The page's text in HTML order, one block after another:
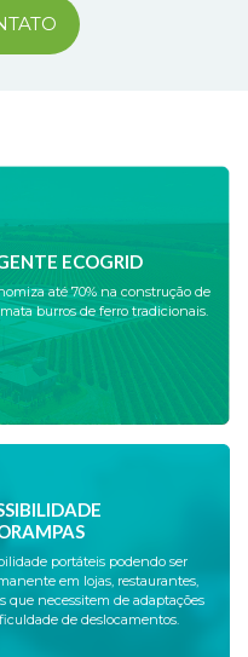
ECOGRID
até 70% na construção de
burros de ferro tradicionais.
portáteis podendo ser
em lojas, restaurantes,
que necessitem de adaptações
de deslocamentos.